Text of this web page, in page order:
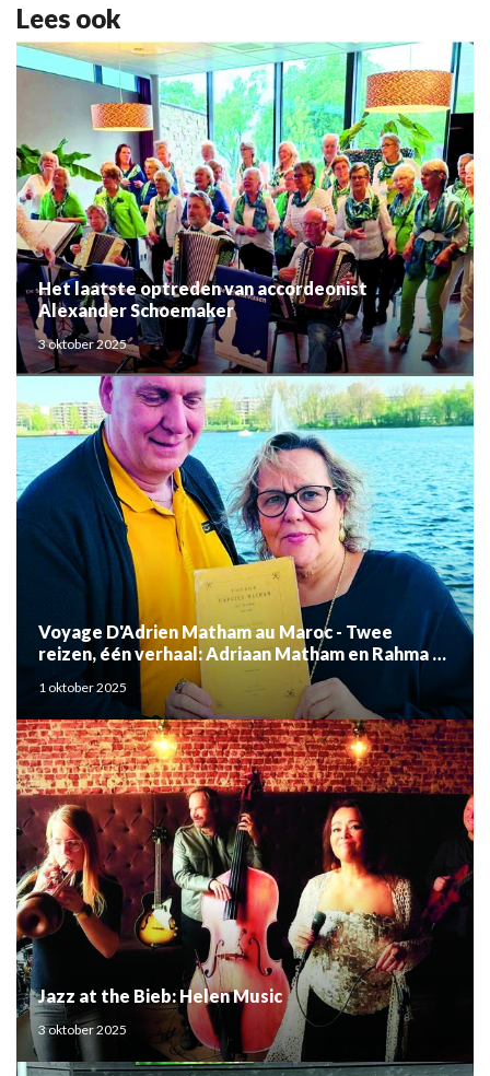
Lees ook
Het laatste optreden van accordeonist
Alexander Schoemaker
3 oktober 2025
Voyage D'Adrien Matham au Maroc - Twee
reizen, één verhaal: Adriaan Matham en Rahma el
Mouden
1 oktober 2025
Jazz at the Bieb: Helen Music
3 oktober 2025